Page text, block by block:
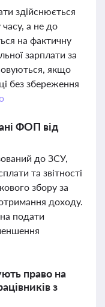
здійснюється
а не до
на фактичну
зарплати за
якщо
без збереження
ФОП від
до ЗСУ,
та звітності
збору за
доходу.
подати
право на
з